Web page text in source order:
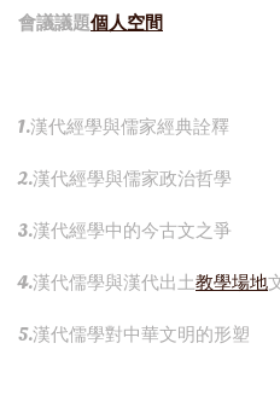
會議議題個人空間
1.漢代經學與儒家經典詮釋
2.漢代經學與儒家政治哲學
3.漢代經學中的今古文之爭
4.漢代儒學與漢代出土教學場地
5.漢代儒學對中華文明的形塑